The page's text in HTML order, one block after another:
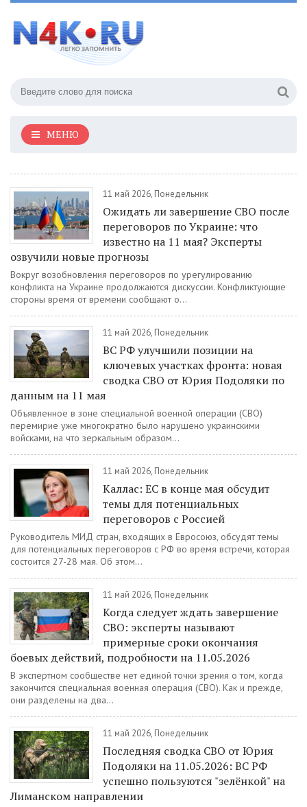
МЕНЮ
11 май 2026, Понедельник
Ожидать ли завершение СВО после
переговоров по Украине: что
известно на 11 мая? Эксперты
озвучили новые прогнозы
Вокруг возобновления переговоров по урегулированию
конфликта на Украине продолжаются дискуссии. Конфликтующие
стороны время от времени сообщают о...
11 май 2026, Понедельник
ВС РФ улучшили позиции на
ключевых участках фронта: новая
сводка СВО от Юрия Подоляки по
данным на 11 мая
Объявленное в зоне специальной военной операции (СВО)
перемирие уже многократно было нарушено украинскими
войсками, на что зеркальным образом...
11 май 2026, Понедельник
Каллас: ЕС в конце мая обсудит
темы для потенциальных
переговоров с Россией
Руководитель МИД стран, входящих в Евросоюз, обсудят темы
для потенциальных переговоров с РФ во время встречи, которая
состоится 27-28 мая. Об этом...
11 май 2026, Понедельник
Когда следует ждать завершение
СВО: эксперты называют
примерные сроки окончания
боевых действий, подробности на 11.05.2026
В экспертном сообществе нет единой точки зрения о том, когда
закончится специальная военная операция (СВО). Как и прежде,
они разделены на два...
11 май 2026, Понедельник
Последняя сводка СВО от Юрия
Подоляки на 11.05.2026: ВС РФ
успешно пользуются "зелёнкой" на
Лиманском направлении